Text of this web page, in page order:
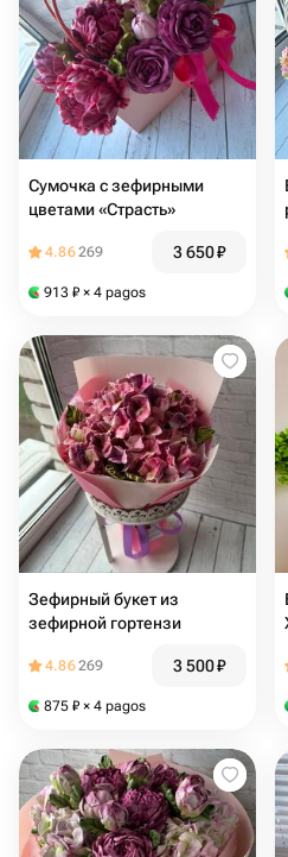
Сумочка с зефирными
цветами «Страсть»
4.86269 3 650₽
913 ₽ × 4 pagos
Зефирный букет из
зефирной гортензи
4.86269 3 500₽
875 ₽ × 4 pagos